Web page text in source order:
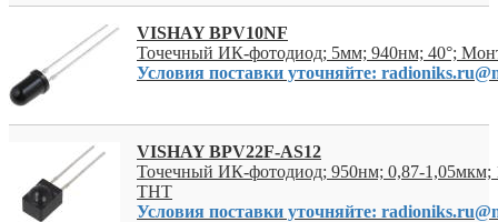
VISHAY BPV10NF
Точечный ИК-фотодиод; 5мм; 940нм; 40°;
Условия поставки уточняйте:
VISHAY BPV22F-AS12
Точечный ИК-фотодиод; 950нм; 0,87-1,05мкм;
THT
Условия поставки уточняйте: